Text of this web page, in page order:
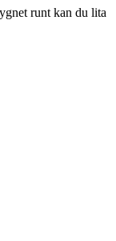
runt kan du lita